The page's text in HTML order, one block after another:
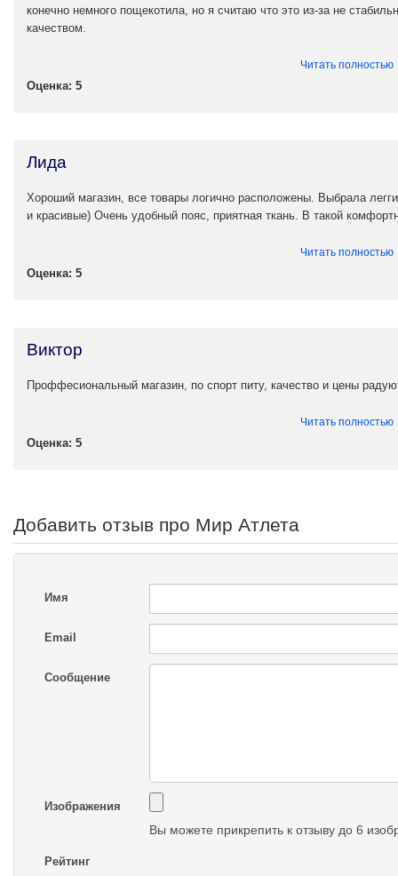
конечно немного пощекотила, но я считаю что это из-за не
качеством.
Читать полностью
Оценка: 5
Лида
Хороший магазин, все товары логично расположены. Выбрала
и красивые) Очень удобный пояс, приятная ткань. В такой
Читать полностью
Оценка: 5
Виктор
Проффесиональный магазин, по спорт питу, качество и цены
Читать полностью
Оценка: 5
Добавить отзыв про Мир Атлета
Имя
Email
Сообщение
Изображения
Вы можете прикрепить к отзыву до 6
Рейтинг